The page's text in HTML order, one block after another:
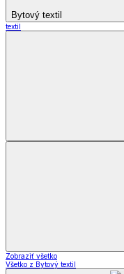
Bytový textil
textil
Zobraziť všetko
Všetko z Bytový textil